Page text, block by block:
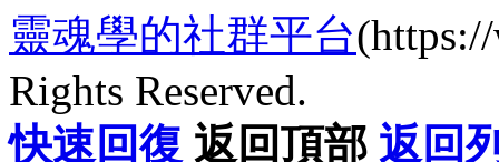
靈魂學的社群平台
Rights Reserved.
快速回復 返回頂部 返回